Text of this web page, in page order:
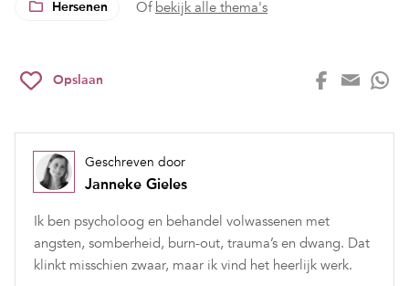
Hersenen Of bekijk alle thema's
Opslaan
Geschreven door
Janneke Gieles
Ik ben psycholoog en behandel volwassenen met
angsten, somberheid, burn-out, trauma’s en dwang. Dat
klinkt misschien zwaar, maar ik vind het heerlijk werk.